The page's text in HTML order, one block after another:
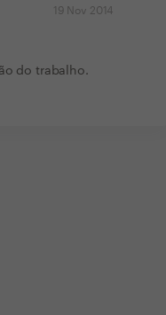
19 Nov 2014
do trabalho.